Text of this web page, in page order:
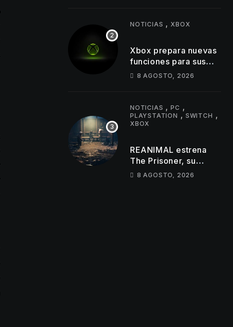
detalles de su
NOTICIAS , XBOX
Xbox prepara nuevas
funciones para sus
usuarios con
8 AGOSTO, 2026
NOTICIAS ,PC ,
PLAYSTATION , SWITCH ,
XBOX
REANIMAL estrena
The Prisoner, su
primer DLC de terror
8 AGOSTO, 2026